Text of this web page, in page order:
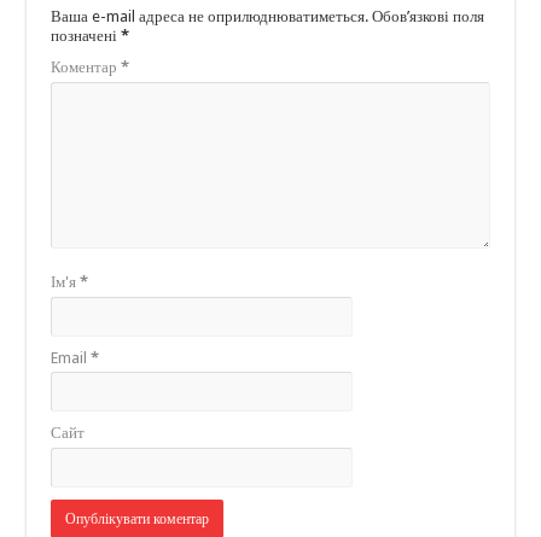
Ваша e-mail адреса не оприлюднюватиметься. Обов’язкові поля
позначені*
Коментар*
Ім'я*
Email*
Сайт